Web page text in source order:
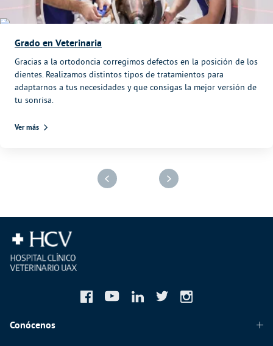
Grado en Veterinaria
Gracias a la ortodoncia corregimos defectos en la posición de los
dientes. Realizamos distintos tipos de tratamientos para
adaptarnos a tus necesidades y que consigas la mejor versión de
tu sonrisa.
Ver más
Conócenos